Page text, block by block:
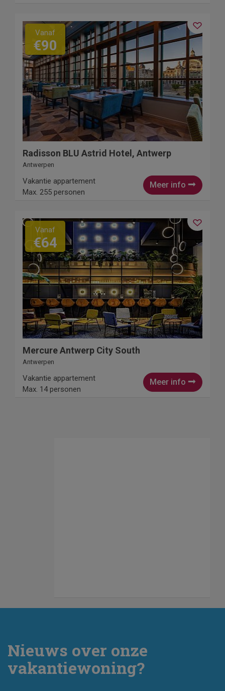
Vanaf
€90
Radisson BLU Astrid Hotel, Antwerp
Antwerpen
Meer info
Vakantie appartement
Max. 255 personen
Vanaf
€64
Mercure Antwerp City South
Antwerpen
Meer info
Vakantie appartement
Max. 14 personen
Nieuws over onze
vakantiewoning?